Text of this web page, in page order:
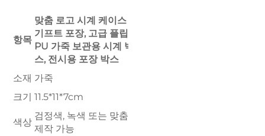
항목
맞춤 로고 시계 케이스
기프트 포장, 고급 플립
PU 가죽 보관용 시계 박
스, 전시용 포장 박스
소재 가죽
크기 11.5*11*7cm
색상
검정색, 녹색 또는 맞춤
제작 가능